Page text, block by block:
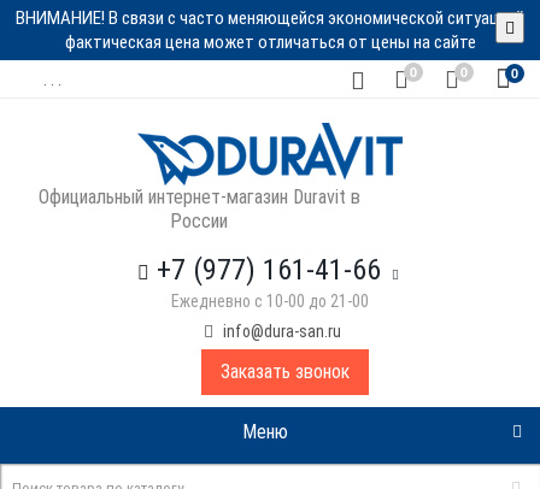
ВНИМАНИЕ! В связи с часто меняющейся экономической ситуацией
фактическая цена может отличаться от цены на сайте
0 0 0
Официальный интернет-магазин Duravit в
России
+7 (977) 161-41-66
Ежедневно с 10-00 до 21-00
info@dura-san.ru
Заказать звонок
Меню